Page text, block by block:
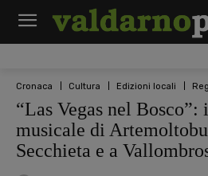
Cronaca Cultura Edizioni locali
“Las Vegas nel
musicale di
Secchieta e a